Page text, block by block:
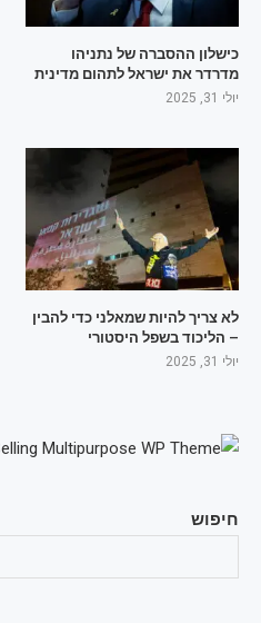
חיפוש
כישלון ההסברה של נתניהו
מדרדר את ישראל לתהום מדינית
יולי 31, 2025
לא צריך להיות שמאלני כדי להבין
– הליכוד בשפל היסטורי
יולי 31, 2025